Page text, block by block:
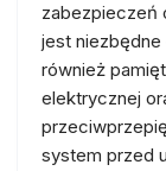
zabezpieczeń
jest niezbędne
również
elektrycznej
system przed